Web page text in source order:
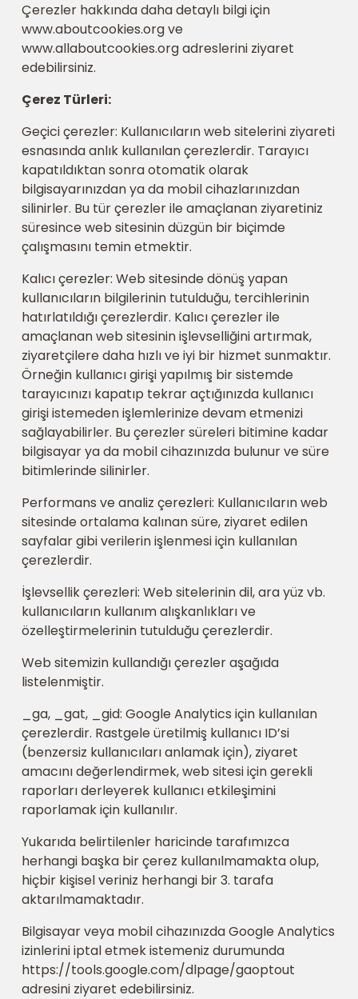
Çerezler hakkında daha detaylı bilgi için
www.aboutcookies.org ve
www.allaboutcookies.org adreslerini ziyaret
edebilirsiniz.
Çerez Türleri:
Geçici çerezler: Kullanıcıların web sitelerini ziyareti
esnasında anlık kullanılan çerezlerdir. Tarayıcı
kapatıldıktan sonra otomatik olarak
bilgisayarınızdan ya da mobil cihazlarınızdan
silinirler. Bu tür çerezler ile amaçlanan ziyaretiniz
süresince web sitesinin düzgün bir biçimde
çalışmasını temin etmektir.
Kalıcı çerezler: Web sitesinde dönüş yapan
kullanıcıların bilgilerinin tutulduğu, tercihlerinin
hatırlatıldığı çerezlerdir. Kalıcı çerezler ile
amaçlanan web sitesinin işlevselliğini artırmak,
ziyaretçilere daha hızlı ve iyi bir hizmet sunmaktır.
Örneğin kullanıcı girişi yapılmış bir sistemde
tarayıcınızı kapatıp tekrar açtığınızda kullanıcı
girişi istemeden işlemlerinize devam etmenizi
sağlayabilirler. Bu çerezler süreleri bitimine kadar
bilgisayar ya da mobil cihazınızda bulunur ve süre
bitimlerinde silinirler.
Performans ve analiz çerezleri: Kullanıcıların web
sitesinde ortalama kalınan süre, ziyaret edilen
sayfalar gibi verilerin işlenmesi için kullanılan
çerezlerdir.
İşlevsellik çerezleri: Web sitelerinin dil, ara yüz vb.
kullanıcıların kullanım alışkanlıkları ve
özelleştirmelerinin tutulduğu çerezlerdir.
Web sitemizin kullandığı çerezler aşağıda
listelenmiştir.
_ga, _gat, _gid: Google Analytics için kullanılan
çerezlerdir. Rastgele üretilmiş kullanıcı ID’si
(benzersiz kullanıcıları anlamak için), ziyaret
amacını değerlendirmek, web sitesi için gerekli
raporları derleyerek kullanıcı etkileşimini
raporlamak için kullanılır.
Yukarıda belirtilenler haricinde tarafımızca
herhangi başka bir çerez kullanılmamakta olup,
hiçbir kişisel veriniz herhangi bir 3. tarafa
aktarılmamaktadır.
Bilgisayar veya mobil cihazınızda Google Analytics
izinlerini iptal etmek istemeniz durumunda
https://tools.google.com/dlpage/gaoptout
adresini ziyaret edebilirsiniz.